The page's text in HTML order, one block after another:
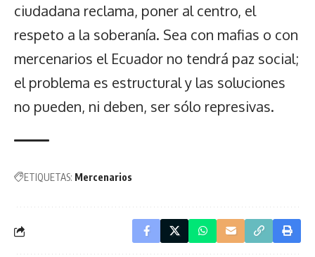
ciudadana reclama, poner al centro, el
respeto a la soberanía. Sea con mafias o con
mercenarios el Ecuador no tendrá paz social;
el problema es estructural y las soluciones
no pueden, ni deben, ser sólo represivas.
ETIQUETAS: Mercenarios